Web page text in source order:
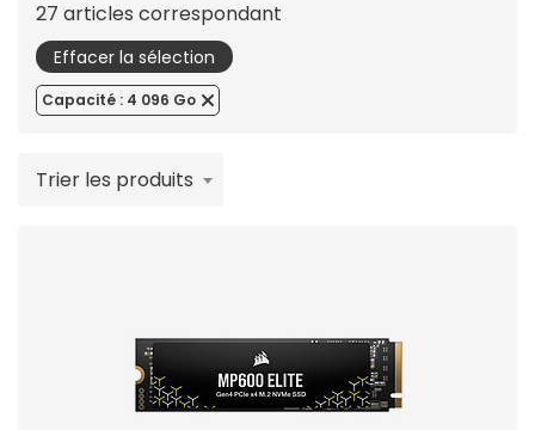
27 articles correspondant
Effacer la sélection
Capacité : 4 096 Go
Trier les produits